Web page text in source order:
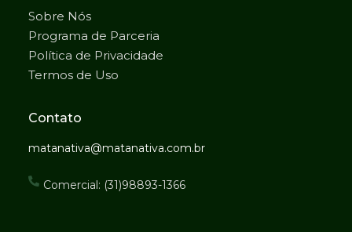
Sobre Nós
Programa de Parceria
Política de Privacidade
Termos de Uso
Contato
matanativa@matanativa.com.br
Comercial: (31)98893-1366